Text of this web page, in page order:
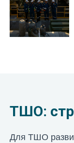
ТШО:
Для ТШО